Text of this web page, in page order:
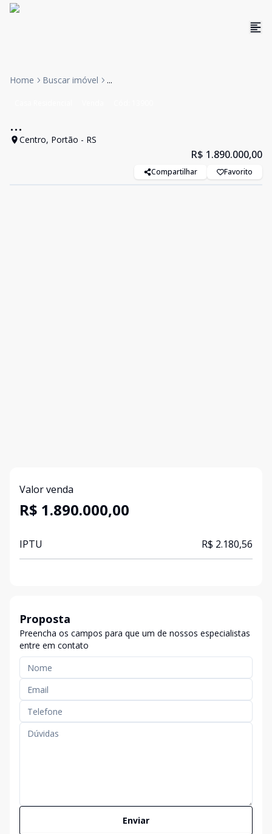
Home Buscar imóvel ...
...
Centro, Portão - RS
R$ 1.890.000,00
Compartilhar Favorito
Valor venda
R$ 1.890.000,00
IPTU R$ 2.180,56
Proposta
Preencha os campos para que um de nossos especialistas
entre em contato
Enviar